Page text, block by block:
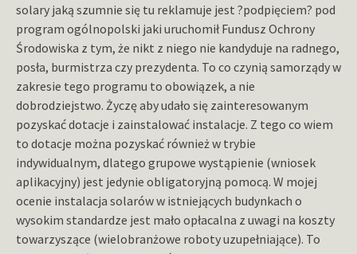
solary jaką szumnie się tu reklamuje jest ?podpięciem? pod
program ogólnopolski jaki uruchomił Fundusz Ochrony
Środowiska z tym, że nikt z niego nie kandyduje na radnego,
posła, burmistrza czy prezydenta. To co czynią samorządy w
zakresie tego programu to obowiązek, a nie
dobrodziejstwo. Życzę aby udało się zainteresowanym
pozyskać dotacje i zainstalować instalacje. Z tego co wiem
to dotacje można pozyskać również w trybie
indywidualnym, dlatego grupowe wystąpienie (wniosek
aplikacyjny) jest jedynie obligatoryjną pomocą. W mojej
ocenie instalacja solarów w istniejących budynkach o
wysokim standardze jest mało opłacalna z uwagi na koszty
towarzyszące (wielobranżowe roboty uzupełniające). To